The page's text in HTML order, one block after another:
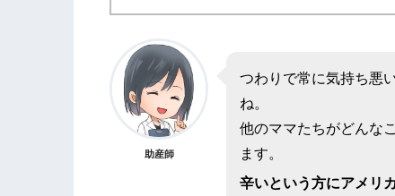
助産師
つわりで常に気持ち悪
ね。
他のママたちがどんな
ます。
辛いという方にアメリ